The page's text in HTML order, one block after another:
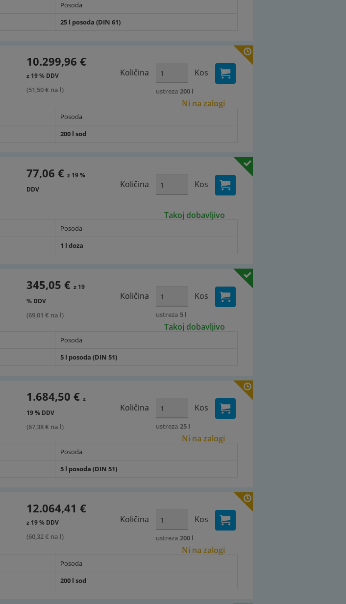
Posoda
25 l posoda (DIN 61)
10.299,96 €
z 19 % DDV
(51,50 € na l)
Količina Kos
Ni na zalogi
ustreza 200 l
Posoda
200 l sod
77,06 € z 19 %
DDV
Količina Kos
Takoj dobavljivo
Posoda
1 l doza
345,05 € z 19
% DDV
(69,01 € na l)
Količina Kos
Takoj dobavljivo
ustreza 5 l
Posoda
5 l posoda (DIN 51)
1.684,50 € z
19 % DDV
(67,38 € na l)
Količina Kos
Ni na zalogi
ustreza 25 l
Posoda
5 l posoda (DIN 51)
12.064,41 €
z 19 % DDV
(60,32 € na l)
Količina Kos
Ni na zalogi
ustreza 200 l
Posoda
200 l sod